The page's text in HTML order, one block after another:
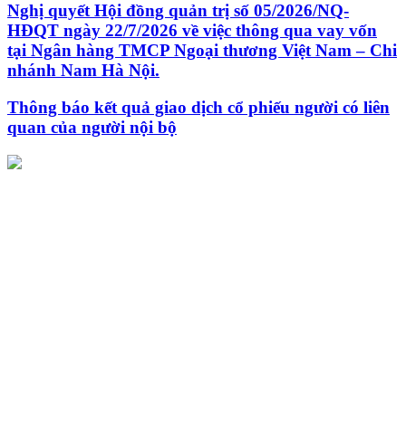
Nghị quyết Hội đồng quản trị số 05/2026/NQ-
HĐQT ngày 22/7/2026 về việc thông qua vay vốn
tại Ngân hàng TMCP Ngoại thương Việt Nam – Chi
nhánh Nam Hà Nội.
Thông báo kết quả giao dịch cổ phiếu người có liên
quan của người nội bộ